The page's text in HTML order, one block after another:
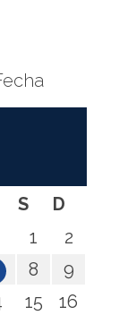
S
D
1
2
8
9
15
16